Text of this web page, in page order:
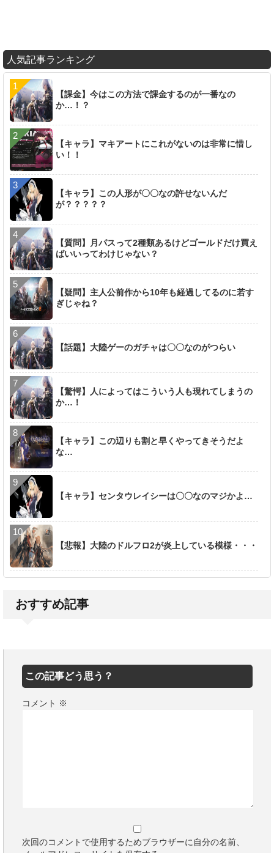
人気記事ランキング
【課金】今はこの方法で課金するのが一番なの
か…！？
【キャラ】マキアートにこれがないのは非常に惜し
い！！
【キャラ】この人形が〇〇なの許せないんだ
が？？？？？
【質問】月パスって2種類あるけどゴールドだけ買え
ばいいってわけじゃない？
【疑問】主人公前作から10年も経過してるのに若す
ぎじゃね？
【話題】大陸ゲーのガチャは〇〇なのがつらい
【驚愕】人によってはこういう人も現れてしまうの
か…！
【キャラ】この辺りも割と早くやってきそうだよ
な…
【キャラ】センタウレイシーは〇〇なのマジかよ…
【悲報】大陸のドルフロ2が炎上している模様・・・
おすすめ記事
この記事どう思う？
コメント ※
次回のコメントで使用するためブラウザーに自分の名前、